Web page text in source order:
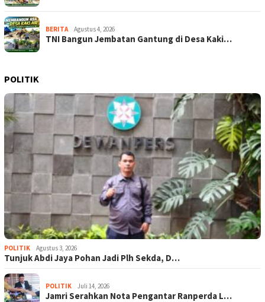
BERITA Agustus 4, 2026
TNI Bangun Jembatan Gantung di Desa Kaki…
POLITIK
POLITIK Agustus 3, 2026
Tunjuk Abdi Jaya Pohan Jadi Plh Sekda, D…
POLITIK Juli 14, 2026
Jamri Serahkan Nota Pengantar Ranperda L…